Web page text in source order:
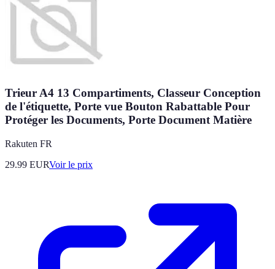
Trieur A4 13 Compartiments, Classeur Conception
de l'étiquette, Porte vue Bouton Rabattable Pour
Protéger les Documents, Porte Document Matière
Rakuten FR
29.99 EURVoir le prix